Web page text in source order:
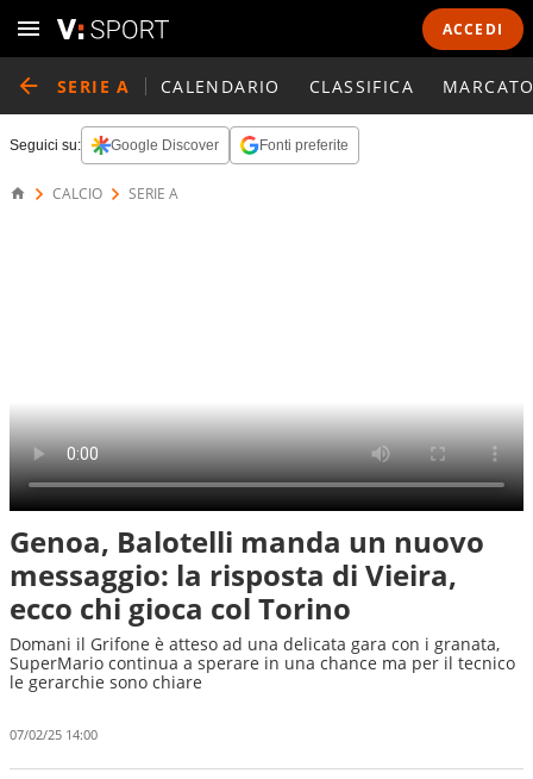
ACCEDI
SERIE A CALENDARIO CLASSIFICA
Seguici su: Google Discover Fonti preferite
CALCIO SERIE A
Genoa, Balotelli manda un nuovo
messaggio: la risposta di Vieira,
ecco chi gioca col Torino
Domani il Grifone è atteso ad una delicata gara con i granata,
SuperMario continua a sperare in una chance ma per il tecnico
le gerarchie sono chiare
07/02/25 14:00